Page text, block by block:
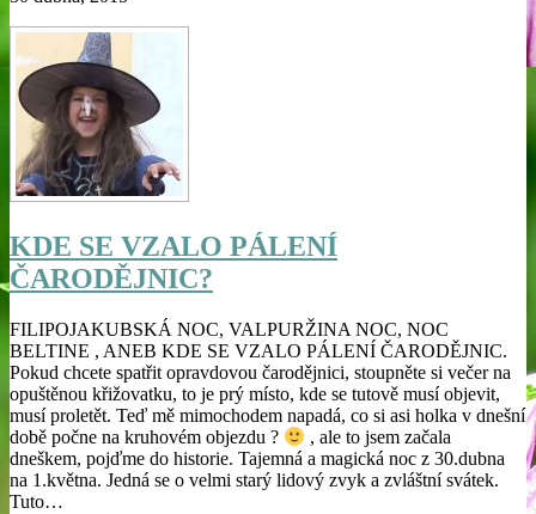
KDE SE VZALO PÁLENÍ
ČARODĚJNIC?
FILIPOJAKUBSKÁ NOC, VALPURŽINA NOC, NOC
BELTINE , ANEB KDE SE VZALO PÁLENÍ ČARODĚJNIC.
Pokud chcete spatřit opravdovou čarodějnici, stoupněte si večer na
opuštěnou křižovatku, to je prý místo, kde se tutově musí objevit,
musí proletět. Teď mě mimochodem napadá, co si asi holka v dnešní
době počne na kruhovém objezdu ?
, ale to jsem začala
dneškem, pojďme do historie. Tajemná a magická noc z 30.dubna
na 1.května. Jedná se o velmi starý lidový zvyk a zvláštní svátek.
Tuto…